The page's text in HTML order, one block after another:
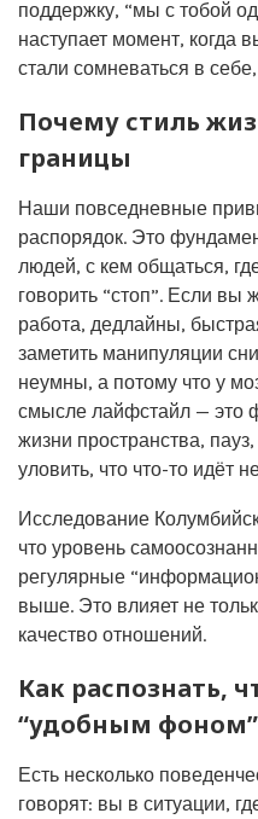
поддержку, “мы с тобой
наступает момент, когда
стали сомневаться в
Почему стиль
границы
Наши повседневные
распорядок. Это
людей, с кем общаться,
говорить “стоп”. Если вы
работа, дедлайны,
заметить манипуляции
неумны, а потому что у
смысле лайфстайл — это
жизни пространства,
уловить, что что-то идёт
Исследование
что уровень
регулярные
выше. Это влияет не
качество отношений.
Как распознать,
“удобным
Есть несколько
говорят: вы в ситуации,